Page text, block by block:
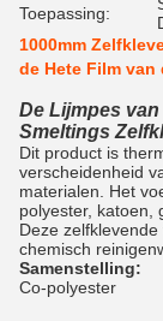
Toepassing:
1000mm
de Hete Film
De Lijmpes
Smeltings
Dit product is
verscheidenheid
materialen. Het
polyester, katoen,
Deze
chemisch
Samenstelling:
Co-polyester